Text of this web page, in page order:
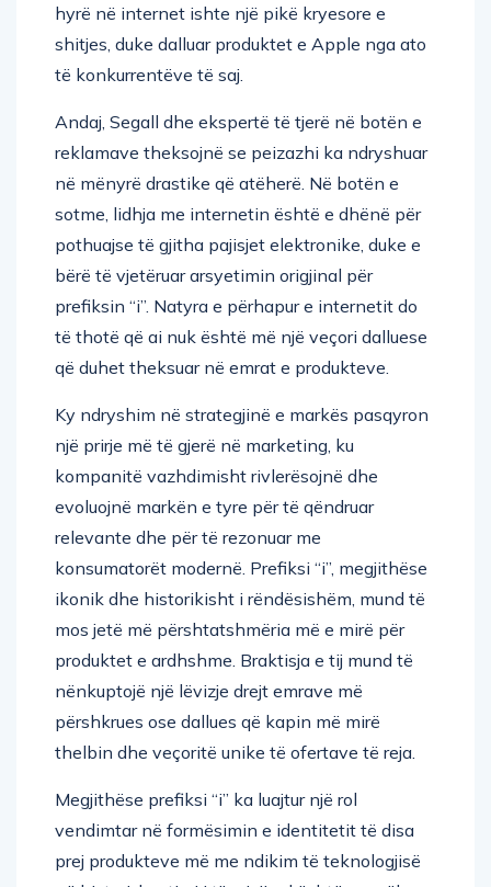
hyrë në internet ishte një pikë kryesore e
shitjes, duke dalluar produktet e Apple nga ato
të konkurrentëve të saj.
Andaj, Segall dhe ekspertë të tjerë në botën e
reklamave theksojnë se peizazhi ka ndryshuar
në mënyrë drastike që atëherë. Në botën e
sotme, lidhja me internetin është e dhënë për
pothuajse të gjitha pajisjet elektronike, duke e
bërë të vjetëruar arsyetimin origjinal për
prefiksin “i”. Natyra e përhapur e internetit do
të thotë që ai nuk është më një veçori dalluese
që duhet theksuar në emrat e produkteve.
Ky ndryshim në strategjinë e markës pasqyron
një prirje më të gjerë në marketing, ku
kompanitë vazhdimisht rivlerësojnë dhe
evoluojnë markën e tyre për të qëndruar
relevante dhe për të rezonuar me
konsumatorët modernë. Prefiksi “i”, megjithëse
ikonik dhe historikisht i rëndësishëm, mund të
mos jetë më përshtatshmëria më e mirë për
produktet e ardhshme. Braktisja e tij mund të
nënkuptojë një lëvizje drejt emrave më
përshkrues ose dallues që kapin më mirë
thelbin dhe veçoritë unike të ofertave të reja.
Megjithëse prefiksi “i” ka luajtur një rol
vendimtar në formësimin e identitetit të disa
prej produkteve më me ndikim të teknologjisë